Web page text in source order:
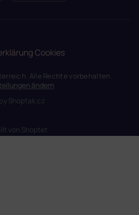
Cookies
von Shoptet
. Alle Rechte vorbehalten.
ändern
Shoptak.cz